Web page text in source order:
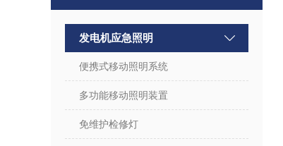
发电机应急照明
便携式移动照明系统
多功能移动照明装置
免维护检修灯